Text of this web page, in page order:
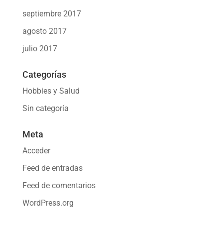
septiembre 2017
agosto 2017
julio 2017
Categorías
Hobbies y Salud
Sin categoría
Meta
Acceder
Feed de entradas
Feed de comentarios
WordPress.org